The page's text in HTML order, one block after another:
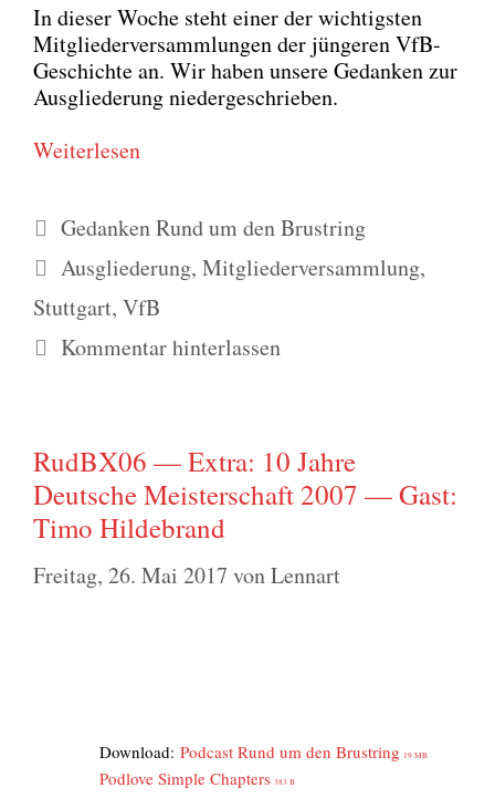
In die­ser Woche steht einer der wich­tigs­ten
Mit­glie­der­ver­samm­lun­gen der jün­ge­ren VfB-
Geschich­te an. Wir haben unse­re Gedan­ken zur
Aus­glie­de­rung nie­der­ge­schrie­ben.
Wei­ter­le­sen
Kategorien
Gedanken Rund um den Brustring
Schlagwörter
Ausgliederung, Mitgliederversammlung,
Stuttgart, VfB
Kommentar hinterlassen
RudBX06 — Extra: 10 Jahre
Deutsche Meisterschaft 2007 — Gast:
Timo Hildebrand
Freitag, 26. Mai 2017 vonLennart
Down­load: Pod­cast Rund um den Brust­ring 19 MB
Pod­l­ove Simp­le Chap­ters 383 B